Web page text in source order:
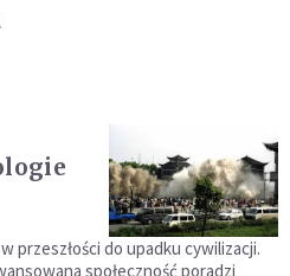
przeszłości do upadku cywilizacji.
społeczność poradzi